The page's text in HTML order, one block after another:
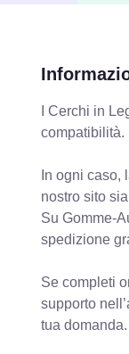
I Cerchi in
compatibilità.
In ogni caso,
nostro sito
Su Gomme-
spedizione
Se completi
supporto
tua domanda.